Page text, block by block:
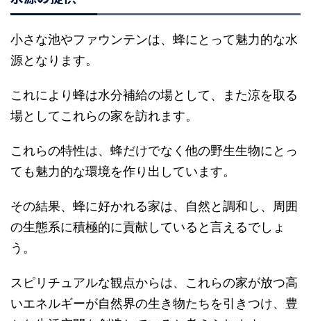
小さな池やファウンテンは、蜂にとって魅力的な水
源となります。
これにより蜂は水分補給の場として、また涼を取る
場としてこれらの家を訪れます。
これらの特性は、蜂だけでなく他の野生生物にとっ
ても魅力的な環境を作り出しています。
その結果、蜂に好かれる家は、自然と調和し、周囲
の生態系に積極的に貢献していると言えるでしょ
う。
スピリチュアルな観点からは、これらの家が放つ高
いエネルギーが自然界の生き物たちを引きつけ、豊